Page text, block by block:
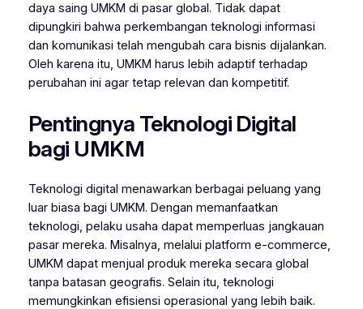
daya saing UMKM di pasar global. Tidak dapat
dipungkiri bahwa perkembangan teknologi informasi
dan komunikasi telah mengubah cara bisnis dijalankan.
Oleh karena itu, UMKM harus lebih adaptif terhadap
perubahan ini agar tetap relevan dan kompetitif.
Pentingnya Teknologi Digital
bagi UMKM
Teknologi digital menawarkan berbagai peluang yang
luar biasa bagi UMKM. Dengan memanfaatkan
teknologi, pelaku usaha dapat memperluas jangkauan
pasar mereka. Misalnya, melalui platform e-commerce,
UMKM dapat menjual produk mereka secara global
tanpa batasan geografis. Selain itu, teknologi
memungkinkan efisiensi operasional yang lebih baik.